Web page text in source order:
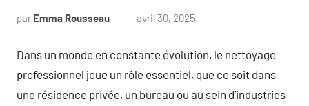
par Emma Rousseau avril 30, 2025
Dans un monde en constante évolution, le nettoyage
professionnel joue un rôle essentiel, que ce soit dans
une résidence privée, un bureau ou au sein d’industries